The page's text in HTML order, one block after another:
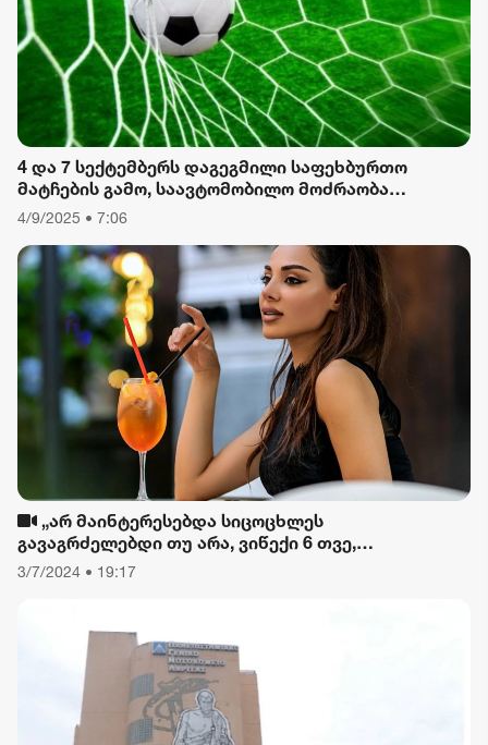
რიონი
4 და 7 სექტემბერს დაგეგმილი საფეხბურთო
მატჩების გამო, საავტომობილო მოძრაობა
შეიზღუდება
4/9/2025 • 7:06
„არ მაინტერესებდა სიცოცხლეს
გავაგრძელებდი თუ არა, ვიწექი 6 თვე,
დავიწყებული მქონდა კვება, ფიზიკური მოძრაობა“
3/7/2024 • 19:17